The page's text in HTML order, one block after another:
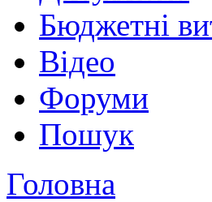
Бюджетні
Відео
Форуми
Пошук
Головна